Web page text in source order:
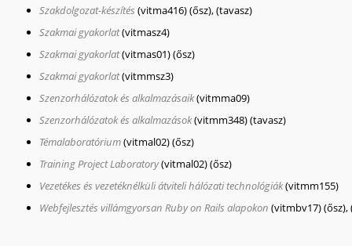
Szakdolgozat-készítés (vitma416)(ősz), (tavasz)
Szakmai gyakorlat(vitmasz4)
Szakmai gyakorlat(vitmas01)(ősz)
Szakmai gyakorlat(vitmmsz3)
Szenzorhálózatok és alkalmazásaik(vitmma09)
Szenzorhálózatok és alkalmazások(vitmm348)(tavasz)
Témalaboratórium(vitmal02)(ősz)
Training Project Laboratory(vitmal02)(ősz)
Vezetékes és vezetéknélküli átviteli hálózati technológiák(vitmm155)
Webfejlesztés villámgyorsan Ruby on Rails alapokon (vitmbv17)(ősz),